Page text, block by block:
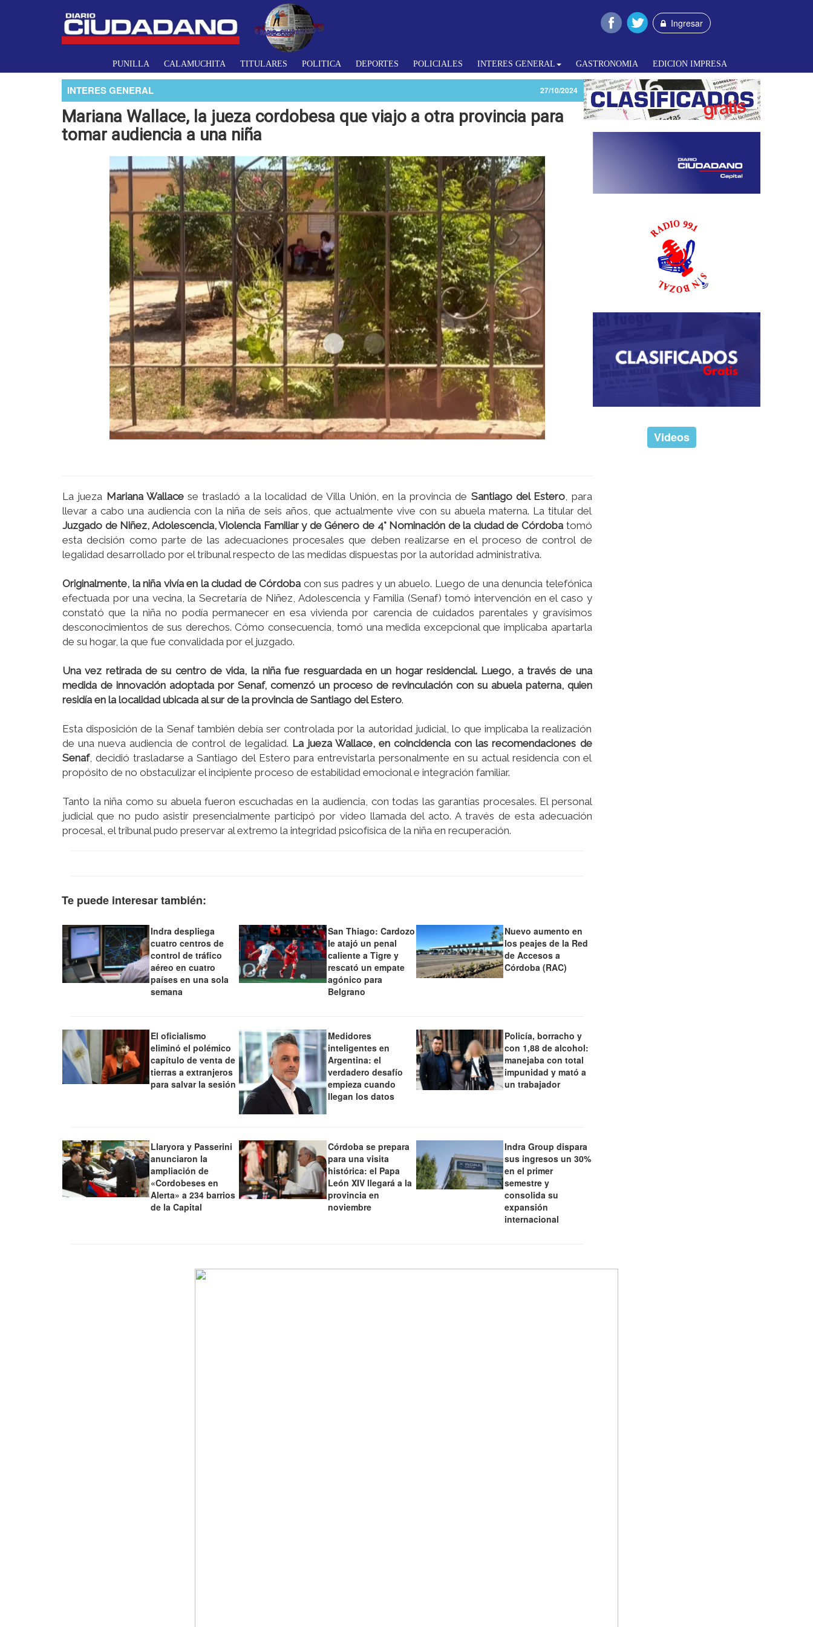
Ingresar
PUNILLA CALAMUCHITA TITULARES POLITICA DEPORTES POLICIALES INTERES GENERAL GASTRONOMIA EDICION IMPRESA
INTERES GENERAL 27/10/2024
Mariana Wallace, la jueza cordobesa que viajo a otra provincia para
tomar audiencia a una niña
La jueza Mariana Wallacese trasladó a la localidad de Villa Unión, en la provincia de Santiago del Estero , para
llevar a cabo una audiencia con la niña de seis años, que actualmente vive con su abuela materna. La titular del
Juzgado de Niñez, Adolescencia, Violencia Familiar y de Género de 4° Nominación de la ciudad de Córdobatomó
esta decisión como parte de las adecuaciones procesales que deben realizarse en el proceso de control de
legalidad desarrollado por el tribunal respecto de las medidas dispuestas por la autoridad administrativa.
Originalmente, la niña viví­a en la ciudad de Córdoba con sus padres y un abuelo. Luego de una denuncia telefónica
efectuada por una vecina, la Secretarí­a de Niñez, Adolescencia y Familia (Senaf) tomó intervención en el caso y
constató que la niña no podí­a permanecer en esa vivienda por carencia de cuidados parentales y graví­simos
desconocimientos de sus derechos. Cómo consecuencia, tomó una medida excepcional que implicaba apartarla
de su hogar, la que fue convalidada por el juzgado.
Una vez retirada de su centro de vida, la niña fue resguardada en un hogar residencial. Luego, a través de una
medida de innovación adoptada por Senaf, comenzó un proceso de revinculación con su abuela paterna, quien
residí­a en la localidad ubicada al sur de la provincia de Santiago del Estero.
Esta disposición de la Senaf también debí­a ser controlada por la autoridad judicial, lo que implicaba la realización
de una nueva audiencia de control de legalidad. La jueza Wallace, en coincidencia con las recomendaciones de
Senaf, decidió trasladarse a Santiago del Estero para entrevistarla personalmente en su actual residencia con el
propósito de no obstaculizar el incipiente proceso de estabilidad emocional e integración familiar.
Tanto la niña como su abuela fueron escuchadas en la audiencia, con todas las garantí­as procesales. El personal
judicial que no pudo asistir presencialmente participó por video llamada del acto. A través de esta adecuación
procesal, el tribunal pudo preservar al extremo la integridad psicofí­sica de la niña en recuperación.
Te puede interesar también:
Indra despliega
cuatro centros de
control de tráfico
aéreo en cuatro
países en una sola
semana
San Thiago: Cardozo
le atajó un penal
caliente a Tigre y
rescató un empate
agónico para
Belgrano
Nuevo aumento en
los peajes de la Red
de Accesos a
Córdoba (RAC)
El oficialismo
eliminó el polémico
capítulo de venta de
tierras a extranjeros
para salvar la sesión
Medidores
inteligentes en
Argentina: el
verdadero desafío
empieza cuando
llegan los datos
Policía, borracho y
con 1,88 de alcohol:
manejaba con total
impunidad y mató a
un trabajador
Llaryora y Passerini
anunciaron la
ampliación de
«Cordobeses en
Alerta» a 234 barrios
de la Capital
Córdoba se prepara
para una visita
histórica: el Papa
León XIV llegará a la
provincia en
noviembre
Indra Group dispara
sus ingresos un 30%
en el primer
semestre y
consolida su
expansión
internacional
Videos